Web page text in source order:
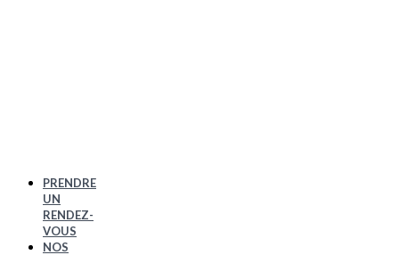
PRENDRE
UN
RENDEZ-
VOUS
NOS